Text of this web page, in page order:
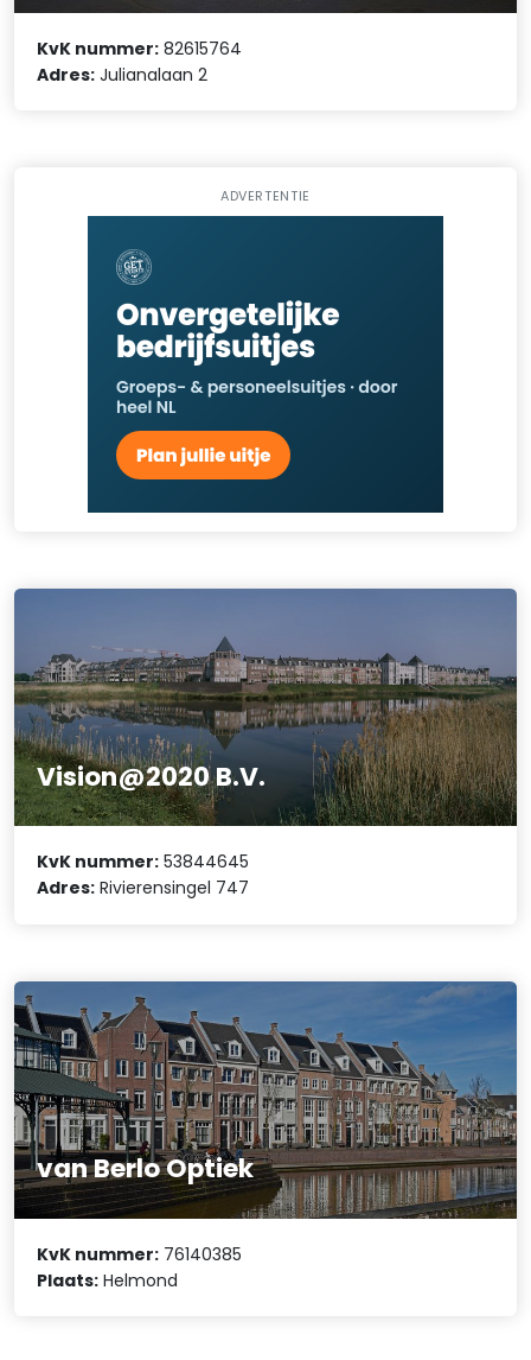
KvK nummer: 82615764
Adres: Julianalaan 2
ADVERTENTIE
Vision@2020 B.V.
KvK nummer: 53844645
Adres: Rivierensingel 747
van Berlo Optiek
KvK nummer: 76140385
Plaats: Helmond